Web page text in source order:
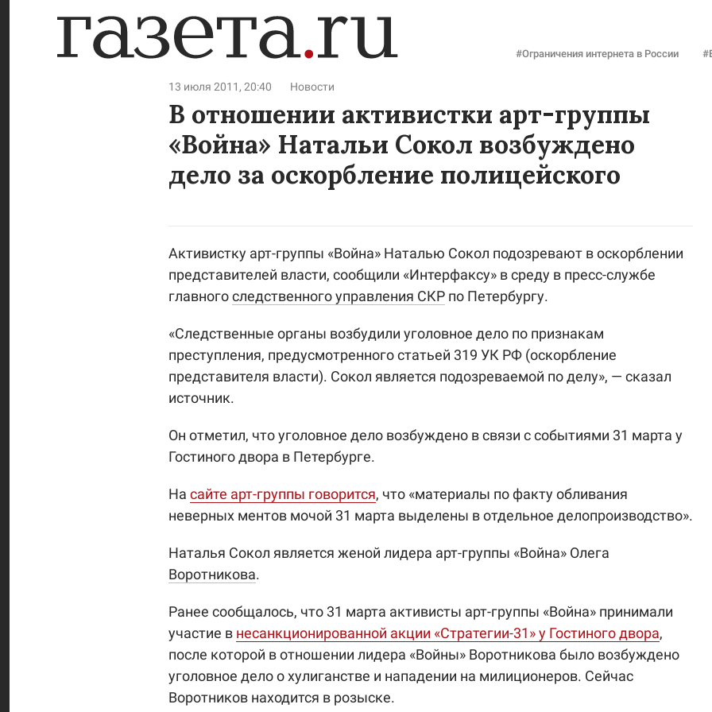
#Ограничения интернета в России
13 июля 2011, 20:40 Новости
В отношении активистки арт-группы
«Война» Натальи Сокол возбуждено
дело за оскорбление полицейского
Активистку арт-группы «Война» Наталью Сокол подозревают в оскорблении
представителей власти, сообщили «Интерфаксу» в среду в пресс-службе
главногоследственного управления СКР по Петербургу.
«Следственные органы возбудили уголовное дело по признакам
преступления, предусмотренного статьей 319 УК РФ (оскорбление
представителя власти). Сокол является подозреваемой по делу», — сказал
источник.
Он отметил, что уголовное дело возбуждено в связи с событиями 31 марта у
Гостиного двора в Петербурге.
На сайте арт-группы говорится, что «материалы по факту обливания
неверных ментов мочой 31 марта выделены в отдельное делопроизводство».
Наталья Сокол является женой лидера арт-группы «Война» Олега
Воротникова.
Ранее сообщалось, что 31 марта активисты арт-группы «Война» принимали
участие в несанкционированной акции «Стратегии-31» у Гостиного двора,
после которой в отношении лидера «Войны» Воротникова было возбуждено
уголовное дело о хулиганстве и нападении на милиционеров. Сейчас
Воротников находится в розыске.